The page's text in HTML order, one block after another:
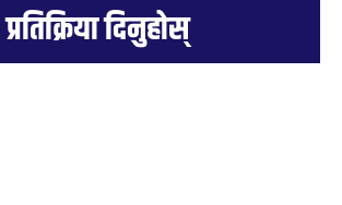
प्रतिक्रिया दिनुहोस्